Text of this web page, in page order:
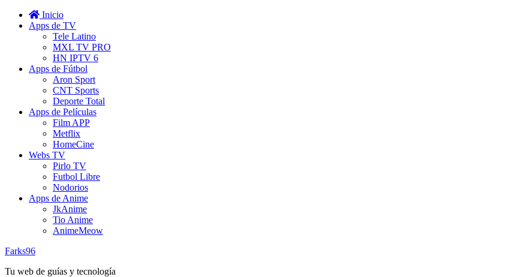
Inicio
Apps de TV
Tele Latino
MXL TV PRO
HN IPTV 6
Apps de Fútbol
Aron Sport
CNT Sports
Deporte Total
Apps de Películas
Film APP
Metflix
HomeCine
Webs TV
Pirlo TV
Futbol Libre
Nodorios
Apps de Anime
JkAnime
Tio Anime
AnimeMeow
Farks96
Tu web de guías y tecnología